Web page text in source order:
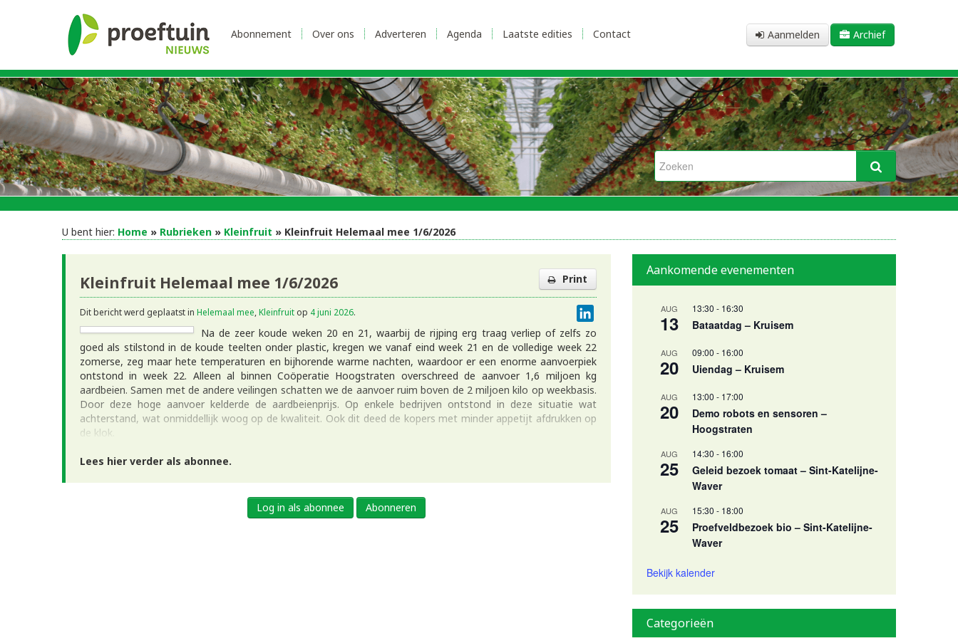
Aanmelden Archief
Abonnement Over ons Adverteren Agenda Laatste edities Contact
U bent hier: Home » Rubrieken » Kleinfruit » Kleinfruit Helemaal mee 1/6/2026
Kleinfruit Helemaal mee 1/6/2026 Print
Dit bericht werd geplaatst in Helemaal mee Kleinfruit op 4 juni 2026.
Na de zeer koude weken 20 en 21, waarbij de rijping erg traag verliep of zelfs zo
goed als stilstond in de koude teelten onder plastic, kregen we vanaf eind week 21 en de volledige week 22
zomerse, zeg maar hete temperaturen en bijhorende warme nachten, waardoor er een enorme aanvoerpiek
ontstond in week 22. Alleen al binnen Coöperatie Hoogstraten overschreed de aanvoer 1,6 miljoen kg
aardbeien. Samen met de andere veilingen schatten we de aanvoer ruim boven de 2 miljoen kilo op weekbasis.
Door deze hoge aanvoer kelderde de aardbeienprijs. Op enkele bedrijven ontstond in deze situatie wat
achterstand, wat onmiddellijk woog op de kwaliteit. Ook dit deed de kopers met minder appetijt afdrukken op
de klok.
Lees hier verder als abonnee.
Log in als abonnee Abonneren
Aankomende evenementen
AUG
13
13:30 - 16:30
Bataatdag – Kruisem
AUG
20
09:00 - 16:00
Uiendag – Kruisem
AUG
20
13:00 - 17:00
Demo robots en sensoren –
Hoogstraten
AUG
25
14:30 - 16:00
Geleid bezoek tomaat – Sint-Katelijne-
Waver
AUG
25
15:30 - 18:00
Proefveldbezoek bio – Sint-Katelijne-
Waver
Bekijk kalender
Categorieën